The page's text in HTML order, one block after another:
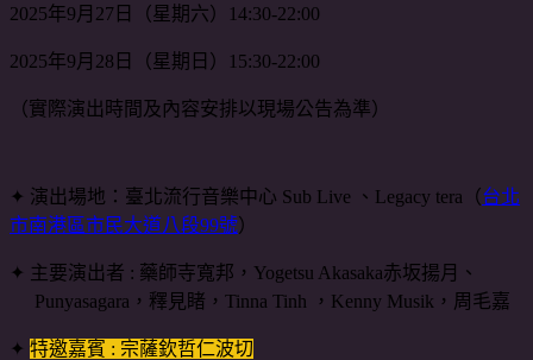
2025年9月27日（星期六）14:30-22:00
2025年9月28日（星期日）15:30-22:00
（實際演出時間及內容安排以現場公告為準）
✦ 演出場地：臺北流行音樂中心 Sub Live 、Legacy tera（台北
市南港區市民大道八段99號）
✦ 主要演出者 : 藥師寺寬邦，Yogetsu Akasaka赤坂揚月、
Punyasagara，釋見睹，Tinna Tinh ，Kenny Musik，周毛嘉
✦ 特邀嘉賓 : 宗薩欽哲仁波切